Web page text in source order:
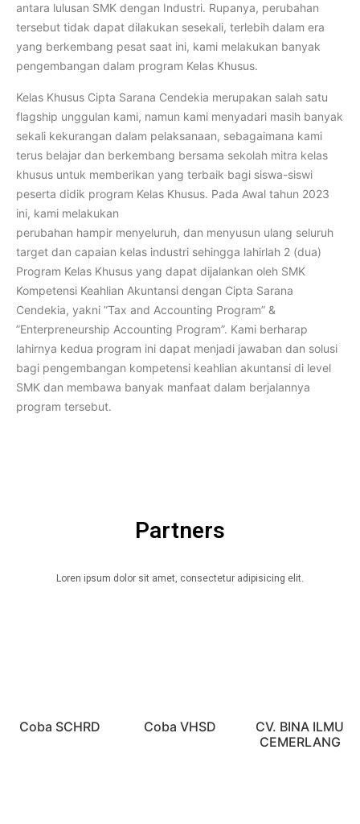
antara lulusan SMK dengan Industri. Rupanya, perubahan
tersebut tidak dapat dilakukan sesekali, terlebih dalam era
yang berkembang pesat saat ini, kami melakukan banyak
pengembangan dalam program Kelas Khusus.
Kelas Khusus Cipta Sarana Cendekia merupakan salah satu
flagship unggulan kami, namun kami menyadari masih banyak
sekali kekurangan dalam pelaksanaan, sebagaimana kami
terus belajar dan berkembang bersama sekolah mitra kelas
khusus untuk memberikan yang terbaik bagi siswa-siswi
peserta didik program Kelas Khusus. Pada Awal tahun 2023
ini, kami melakukan
perubahan hampir menyeluruh, dan menyusun ulang seluruh
target dan capaian kelas industri sehingga lahirlah 2 (dua)
Program Kelas Khusus yang dapat dijalankan oleh SMK
Kompetensi Keahlian Akuntansi dengan Cipta Sarana
Cendekia, yakni ”Tax and Accounting Program” &
”Enterpreneurship Accounting Program”. Kami berharap
lahirnya kedua program ini dapat menjadi jawaban dan solusi
bagi pengembangan kompetensi keahlian akuntansi di level
SMK dan membawa banyak manfaat dalam berjalannya
program tersebut.
Partners
Loren ipsum dolor sit amet, consectetur adipisicing elit.
Coba SCHRD Coba VHSD
CV. BINA ILMU
CEMERLANG